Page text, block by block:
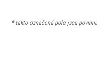
* takto označená pole jsou